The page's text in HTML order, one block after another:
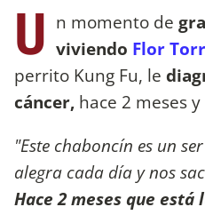
U n momento de
viviendo Flor
perrito Kung Fu, le
cáncer, hace 2 meses
"Este chaboncín es un
alegra cada día y nos
Hace 2 meses que